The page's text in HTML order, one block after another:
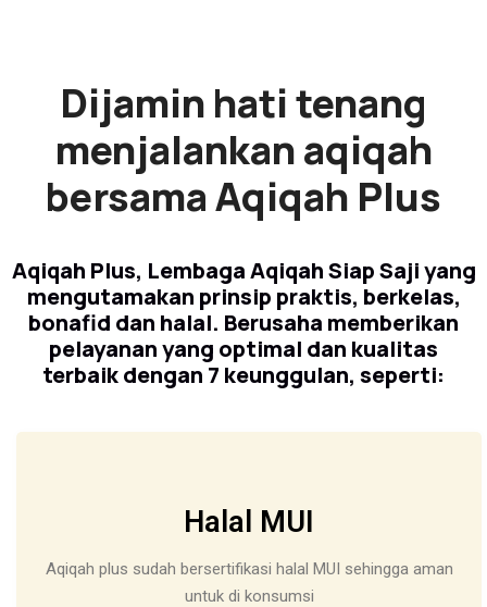
Dijamin hati tenang
menjalankan aqiqah
bersama Aqiqah Plus
Aqiqah Plus, Lembaga Aqiqah Siap Saji yang
mengutamakan prinsip praktis, berkelas,
bonafid dan halal. Berusaha memberikan
pelayanan yang optimal dan kualitas
terbaik dengan 7 keunggulan, seperti:
Halal MUI
Aqiqah plus sudah bersertifikasi halal MUI sehingga aman
untuk di konsumsi